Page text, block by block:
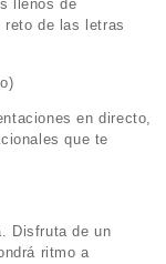
llenos de
de las letras
en directo,
que te
Disfruta de un
ritmo a